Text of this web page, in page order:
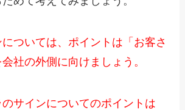
ついては、ポイントは「お客さ
社の外側に向けましょう。
のサインについてのポイントは